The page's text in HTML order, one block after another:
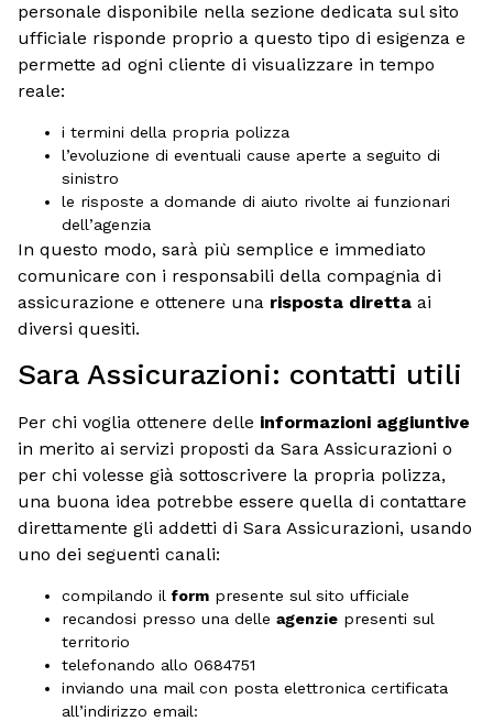
personale disponibile nella sezione dedicata sul sito
ufficiale risponde proprio a questo tipo di esigenza e
permette ad ogni cliente di visualizzare in tempo
reale:
i termini della propria polizza
l’evoluzione di eventuali cause aperte a seguito di
sinistro
le risposte a domande di aiuto rivolte ai funzionari
dell’agenzia
In questo modo, sarà più semplice e immediato
comunicare con i responsabili della compagnia di
assicurazione e ottenere una risposta diretta ai
diversi quesiti.
Sara Assicurazioni: contatti utili
Per chi voglia ottenere delle informazioni aggiuntive
in merito ai servizi proposti da Sara Assicurazioni o
per chi volesse già sottoscrivere la propria polizza,
una buona idea potrebbe essere quella di contattare
direttamente gli addetti di Sara Assicurazioni, usando
uno dei seguenti canali:
compilando il form presente sul sito ufficiale
recandosi presso una delle agenzie presenti sul
territorio
telefonando allo 0684751
inviando una mail con posta elettronica certificata
all’indirizzo email: